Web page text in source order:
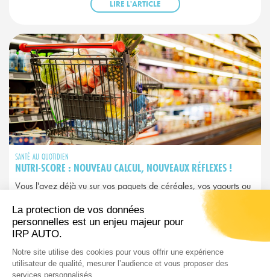
LIRE L'ARTICLE
SANTÉ AU QUOTIDIEN
NUTRI-SCORE : NOUVEAU CALCUL, NOUVEAUX RÉFLEXES !
Vous l'avez déjà vu sur vos paquets de céréales, vos yaourts ou
vos plats préparés. Ce petit logo coloré allant du A vert au E
rouge, c'est le Nutri-Score. Mais attention : depuis 2025, il a
changé et avec lui, peut-être vos habitudes d’achat…